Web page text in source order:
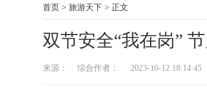
首页 > 旅游天下 > 正文
双节安全“我在岗”
来源： 综合作者： 2023-10-12 18:14:45